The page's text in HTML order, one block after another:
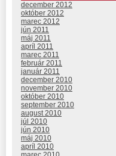
december 2012
október 2012
marec 2012
jún 2011
máj 2011
apríl 2011
marec 2011
február 2011
január 2011
december 2010
november 2010
október 2010
september 2010
august 2010
júl 2010
jún 2010
máj 2010
apríl 2010